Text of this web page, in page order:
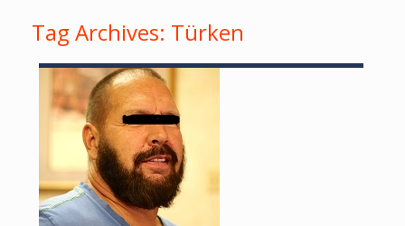
Tag Archives: Türken